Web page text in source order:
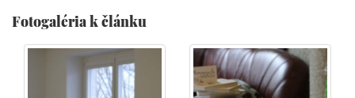
Fotogaléria k článku